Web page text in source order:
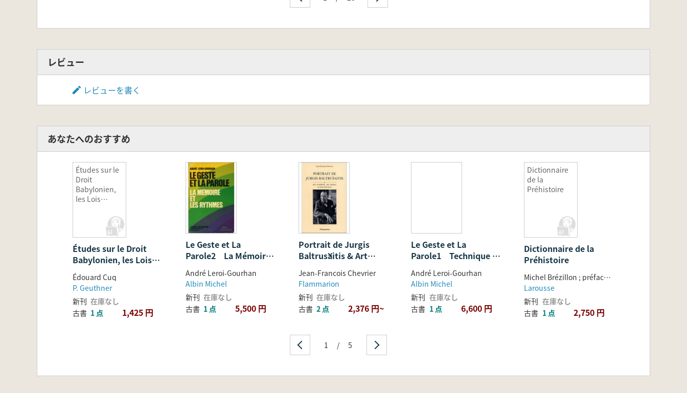
レビュー
レビューを書く
あなたへのおすすめ
Études sur le
Droit
Babylonien,
les Lois
Études sur le Droit
Babylonien, les Lois
Assyriennes et les Lois
Hittites
Édouard Cuq
P. Geuthner
新刊 在庫なし
古書 1 点 1,425 円
Le Geste et La
Parole2 La Mémoire
et Les Rythmes
André Leroi-Gourhan
Albin Michel
新刊 在庫なし
古書 1 点 5,500 円
Portrait de Jurgis
Baltrušaitis & Art
Sumérien, Art Roman
Jean-Francois Chevrier
Flammarion
新刊 在庫なし
古書 2 点 2,376 円~
Le Geste et La
Parole1 Technique et
Langage
André Leroi-Gourhan
Albin Michel
新刊 在庫なし
古書 1 点 6,600 円
Dictionnaire
de la
Préhistoire
Dictionnaire de la
Préhistoire
Michel Brézillon ; préface de André Leroi-Gourhan
Larousse
新刊 在庫なし
古書 1 点 2,750 円
1 / 5